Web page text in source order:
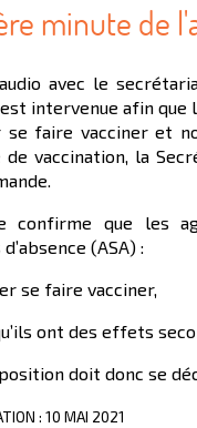
minute de
avec le
est intervenue afin
se faire vacciner et
vaccination, la
confirme que les
(ASA) :
se faire vacciner,
ont des effets
doit donc se
: 10 MAI 2021